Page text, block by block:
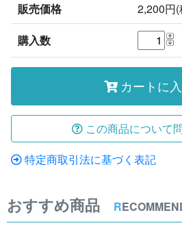
販売価格
2,200円(
購入数
カートに
この商品について
特定商取引法に基づく表記
おすすめ商品 R